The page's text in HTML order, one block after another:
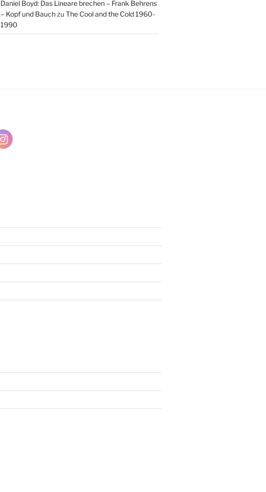
Daniel Boyd: Das Lineare brechen – Frank Behrens
– Kopf und Bauchzu The Cool and the Cold 1960-
1990